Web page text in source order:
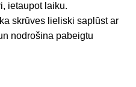
ietaupot laiku.
skrūves lieliski saplūst ar
nodrošina pabeigtu